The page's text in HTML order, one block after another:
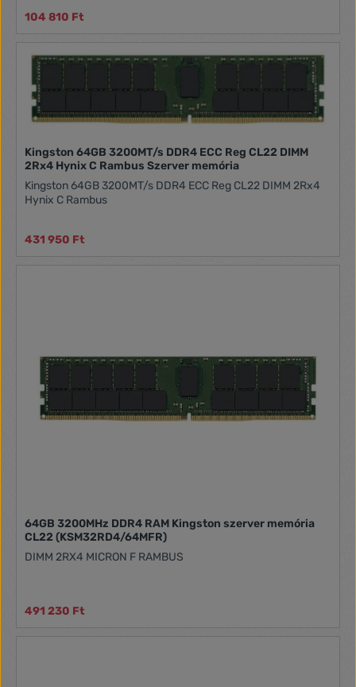
104 810 Ft
Kingston 64GB 3200MT/s DDR4 ECC Reg CL22 DIMM
2Rx4 Hynix C Rambus Szerver memória
Kingston 64GB 3200MT/s DDR4 ECC Reg CL22 DIMM 2Rx4
Hynix C Rambus
431 950 Ft
64GB 3200MHz DDR4 RAM Kingston szerver memória
CL22 (KSM32RD4/64MFR)
DIMM 2RX4 MICRON F RAMBUS
491 230 Ft